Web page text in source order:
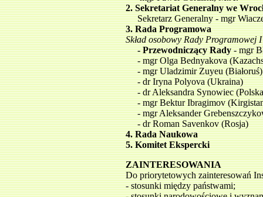
2. Sekretariat Generalny we
Sekretarz Generalny - mgr
3. Rada Programowa
Skład osobowy Rady Programowej
- Przewodniczący Rady- mgr
- mgr Olga Bednyakova
- mgr Uladzimir Zuyeu (Białoruś)
- dr Iryna Polyova (Ukraina)
- dr Aleksandra Synowiec
- mgr Bektur Ibragimov
- mgr Aleksander
- dr Roman Savenkov (Rosja)
4. Rada Naukowa
5. Komitet Ekspercki
ZAINTERESOWANIA
Do priorytetowych zainteresowań
- stosunki między państwami;